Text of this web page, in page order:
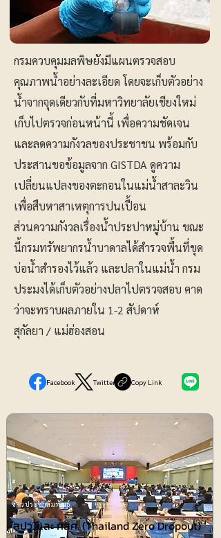
กรมควบคุมมลพิษยังมีแผนตรวจสอบ
คุณภาพน้ำอย่างละเอียด โดยจะเก็บตัวอย่าง
น้ำจากจุดเดียวกับที่มหาวิทยาลัยเชียงใหม่
เก็บไปตรวจก่อนหน้านี้ เพื่อความชัดเจน
และลดความกังวลของประชาชน พร้อมกับ
ประสานขอข้อมูลจาก GISTDA ดูความ
เปลี่ยนแปลงของตะกอนในแม่น้ำสาละวิน
เพื่อสืบหาสาเหตุการปนเปื้อน
ส่วนความกังวลเรื่องน้ำประปาหมู่บ้าน ขณะ
นี้กรมทรัพยากรน้ำบาดาลได้สำรวจพื้นที่ขุด
บ่อน้ำสำรองไว้แล้ว และปลาในแม่น้ำ กรม
ประมงได้เก็บตัวอย่างปลาไปตรวจสอบ คาด
ว่าจะทราบผลภายใน 1-2 สัปดาห์
สุกัลยา / แม่ฮ่องสอน
Facebook Twitter Copy Link
สปว. และ กสศ. (Thailand Zero Dropout)
ข่าวประชาสัมพันธ์